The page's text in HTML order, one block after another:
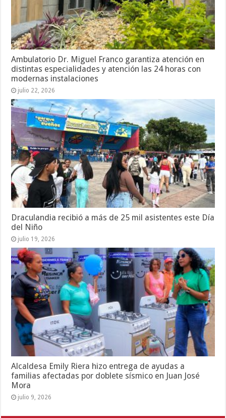
Ambulatorio Dr. Miguel Franco garantiza atención en
distintas especialidades y atención las 24 horas con
modernas instalaciones
julio 22, 2026
Draculandia recibió a más de 25 mil asistentes este Día
del Niño
julio 19, 2026
Alcaldesa Emily Riera hizo entrega de ayudas a
familias afectadas por doblete sísmico en Juan José
Mora
julio 9, 2026